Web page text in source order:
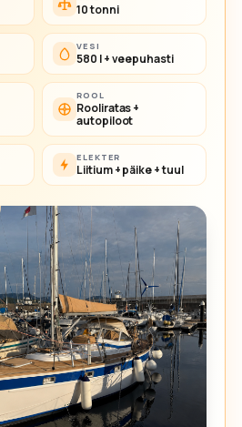
10 tonni
VESI
580 l + veepuhasti
ROOL
Rooliratas +
autopiloot
ELEKTER
Liitium + päike + tuul